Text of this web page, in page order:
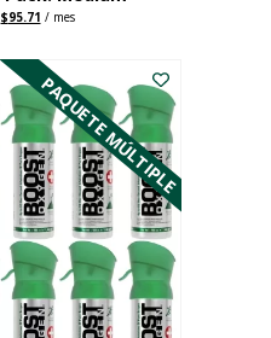
Precio
$95.71 El
es:
95,71
dólares.
/ mes
PAQUETE MÚLTIPLE